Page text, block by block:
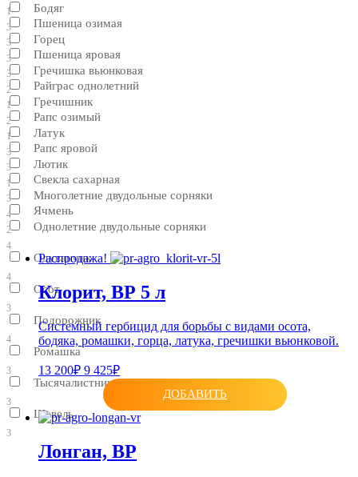
1
Пшеница озимая
3
Пшеница яровая
3
Райграс однолетний
1
Рапс озимый
1
Рапс яровой
3
Свекла сахарная
3
Ячмень
2
Бодяг
3
Горец
3
Гречишка вьюнковая
2
Гречишник
2
Латук
3
Лютик
1
Многолетние двудольные сорняки
4
Однолетние двудольные сорняки
4
Одуванчик
4
Осот
3
Подорожник
4
Ромашка
3
Тысячалистник
3
Щавель
3
Распродажа!
Клорит, ВР 5 л
Системный гербицид для борьбы с видами осота,
бодяка, ромашки, горца, латука, гречишки вьюнковой.
13 200₽ 9 425₽
ДОБАВИТЬ
Лонган, ВР